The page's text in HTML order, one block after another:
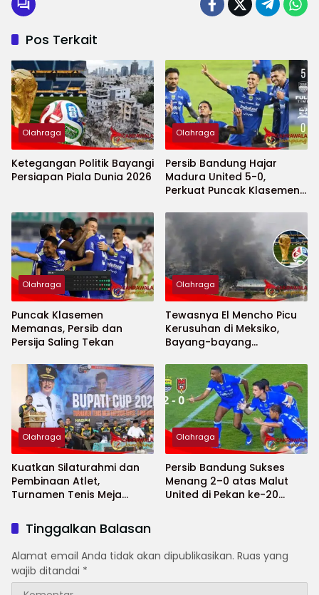
Pos Terkait
Olahraga
Ketegangan Politik Bayangi
Persiapan Piala Dunia 2026
Olahraga
Persib Bandung Hajar
Madura United 5-0,
Perkuat Puncak Klasemen
Olahraga
Puncak Klasemen
Memanas, Persib dan
Persija Saling Tekan
Olahraga
Tewasnya El Mencho Picu
Kerusuhan di Meksiko,
Bayang-bayang
2026 Menguat
Olahraga
Kuatkan Silaturahmi dan
Pembinaan Atlet,
Turnamen Tenis Meja
Olahraga
Persib Bandung Sukses
Menang 2–0 atas Malut
United di Pekan ke-20
Tinggalkan Balasan
Alamat email Anda tidak akan dipublikasikan. Ruas yang
wajib ditandai *